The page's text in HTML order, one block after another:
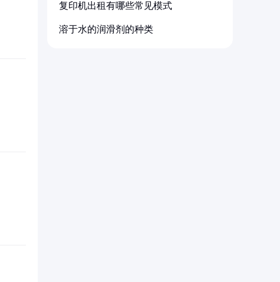
复印机出租有哪些常见模式
溶于水的润滑剂的种类